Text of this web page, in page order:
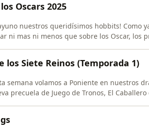
Oscars 2025
queridísimos hobbits! Como ya es habitual por estas
ni mas ni menos que sobre los Oscar, los
los Siete Reinos (Temporada 1)
precuela de Juego de Tronos, El Caballero